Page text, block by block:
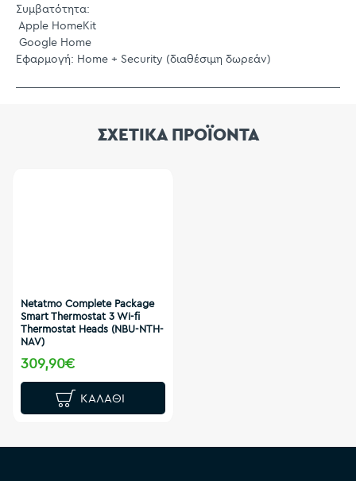
Συμβατότητα:
Apple HomeKit
Google Home
Εφαρμογή: Home + Security (διαθέσιμη δωρεάν)
ΣΧΕΤΙΚΑ ΠΡΟΪΟΝΤΑ
Netatmo Complete Package
Smart Thermostat 3 Wi-fi
Thermostat Heads (NBU-NTH-
NAV)
309,90€
ΚΑΛΆΘΙ